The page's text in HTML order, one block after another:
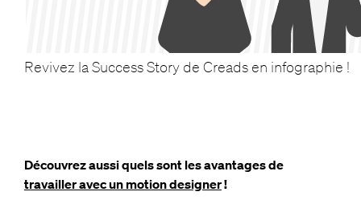
Revivez la Success Story de Creads en infographie !
Découvrez aussi quels sont les avantages de
travailler avec un motion designer!